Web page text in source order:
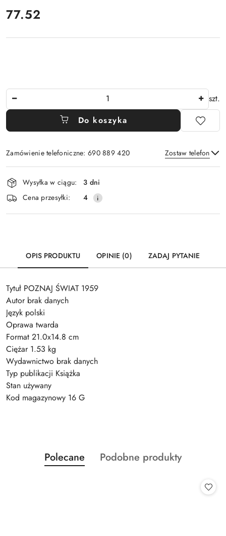
cena:
77.52
szt.
Do koszyka
Zamówienie telefoniczne: 690 889 420 Zostaw telefon
Wyślij
Dostępność
i
dostawa
Wysyłka w ciągu:
3 dni
Cena przesyłki:
4
OPIS PRODUKTU OPINIE (0) ZADAJ PYTANIE
Tytuł POZNAJ ŚWIAT 1959
Autor brak danych
Język polski
Oprawa twarda
Format 21.0x14.8 cm
Ciężar 1.53 kg
Wydawnictwo brak danych
Typ publikacji Książka
Stan używany
Kod magazynowy 16 G
Pomiń karuzelę produktów
Produkty
o
Polecane
Produkty
Podobne produkty